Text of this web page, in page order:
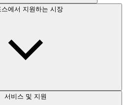
스에서 지원하는 시장
서비스 및 지원